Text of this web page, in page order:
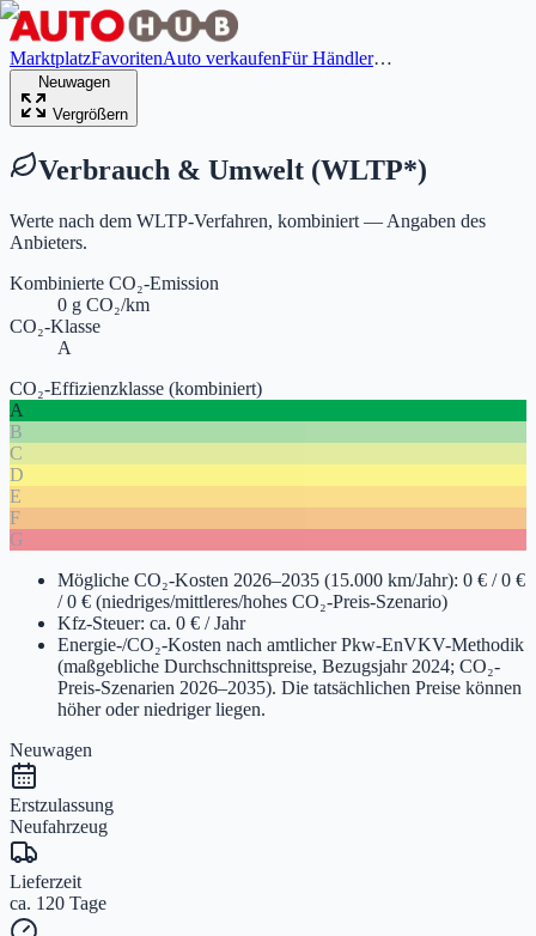
MarktplatzFavoritenAuto verkaufenFür Händler…
Neuwagen
Vergrößern
Verbrauch & Umwelt (WLTP*)
Werte nach dem WLTP-Verfahren, kombiniert — Angaben des
Anbieters.
Kombinierte CO₂-Emission
0 g CO₂/km
CO₂-Klasse
A
CO₂-Effizienzklasse (kombiniert)
A
B
C
D
E
F
G
Mögliche CO₂-Kosten 2026–2035 (15.000 km/Jahr): 0 € / 0 €
/ 0 € (niedriges/mittleres/hohes CO₂-Preis-Szenario)
Kfz-Steuer: ca. 0 € / Jahr
Energie-/CO₂-Kosten nach amtlicher Pkw-EnVKV-Methodik
(maßgebliche Durchschnittspreise, Bezugsjahr 2024; CO₂-
Preis-Szenarien 2026–2035). Die tatsächlichen Preise können
höher oder niedriger liegen.
Neuwagen
Erstzulassung
Neufahrzeug
Lieferzeit
ca. 120 Tage